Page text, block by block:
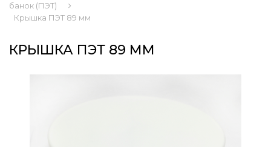
банок (ПЭТ)
Крышка ПЭТ 89 мм
КРЫШКА ПЭТ 89 ММ